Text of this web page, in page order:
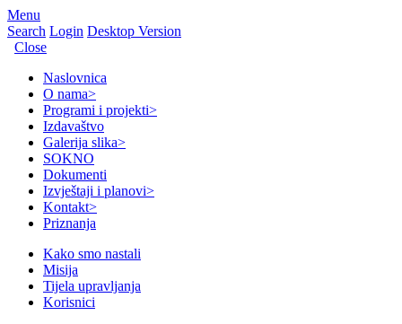
Menu
Search Login Desktop Version
Close
Naslovnica
O nama>
Programi i projekti>
Izdavaštvo
Galerija slika>
SOKNO
Dokumenti
Izvještaji i planovi>
Kontakt>
Priznanja
Kako smo nastali
Misija
Tijela upravljanja
Korisnici